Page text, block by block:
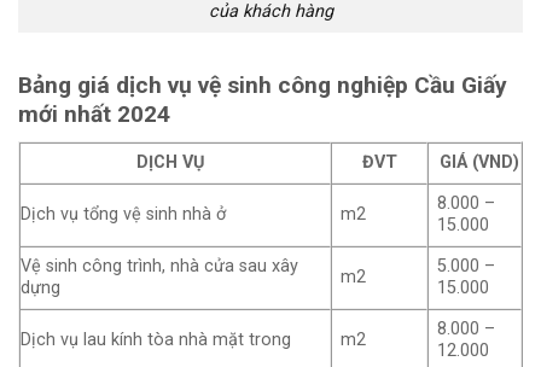
của khách hàng
Bảng giá dịch vụ vệ sinh công nghiệp Cầu Giấy
mới nhất 2024
DỊCH VỤ ĐVT GIÁ (VND)
Dịch vụ tổng vệ sinh nhà ở m2
8.000 –
15.000
Vệ sinh công trình, nhà cửa sau xây
dựng
m2
5.000 –
15.000
Dịch vụ lau kính tòa nhà mặt trong m2
8.000 –
12.000